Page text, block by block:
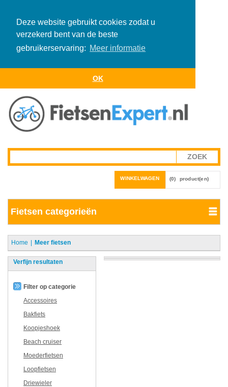
Deze website gebruikt cookies zodat u
verzekerd bent van de beste
gebruikerservaring: Meer informatie
OK
WINKELWAGEN (0) product(en)
Fietsen categorieën
Home Meer fietsen
Verfijn resultaten
Filter op categorie
Accessoires
Bakfiets
Koopjeshoek
Beach cruiser
Moederfietsen
Loopfietsen
Driewieler